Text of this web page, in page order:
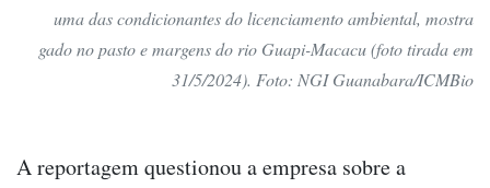
uma das condicionantes do licenciamento ambiental, mostra
gado no pasto e margens do rio Guapi-Macacu (foto tirada em
31/5/2024). Foto: NGI Guanabara/ICMBio
A reportagem questionou a empresa sobre a